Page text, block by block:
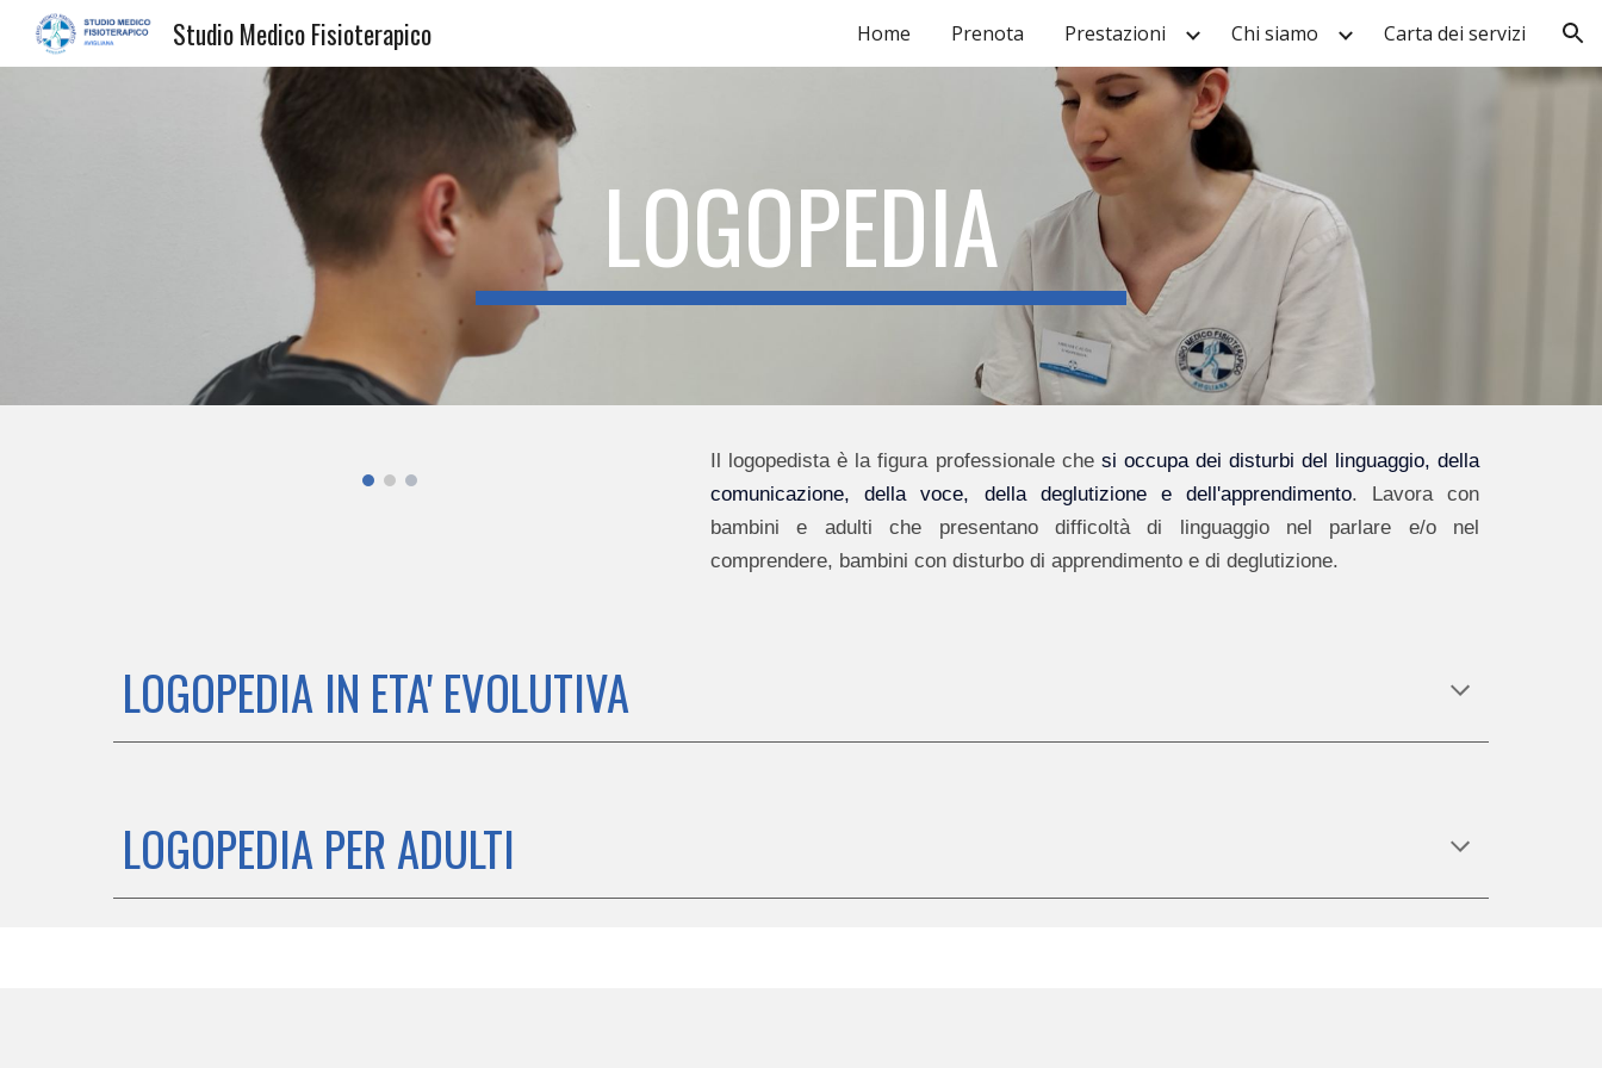
Skip to navigation
Studio Medico Fisioterapico Home Prenota Prestazioni Chi siamo Carta dei servizi
LOGOPEDIA
Il logopedista è la figura professionale che si occupa dei disturbi del linguaggio, della
comunicazione, della voce, della deglutizione e dell'apprendimento. Lavora con
bambini e adulti che presentano difficoltà di linguaggio nel parlare e/o nel
comprendere, bambini con disturbo di apprendimento e di deglutizione.
LOGOPEDIA IN ETA' EVOLUTIVA
LOGOPEDIA PER ADULTI